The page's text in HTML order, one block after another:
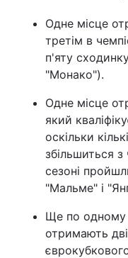
Одне місце
третім в
п'яту
"Монако").
Одне місце
який
оскільки
збільшиться
сезоні
"Мальме" і
Ще по одному
отримають